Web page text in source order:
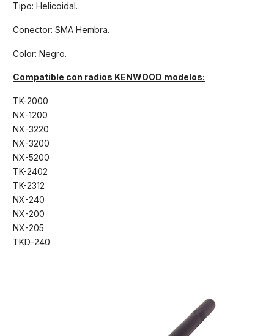
Tipo: Helicoidal.
Conector: SMA Hembra.
Color: Negro.
Compatible con radios KENWOOD modelos:
TK-2000
NX-1200
NX-3220
NX-3200
NX-5200
TK-2402
TK-2312
NX-240
NX-200
NX-205
TKD-240